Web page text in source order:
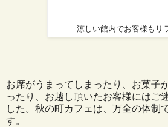
涼しい館内でお客様もリ
お席がうまってしまったり、お菓子
ったり、お越し頂いたお客様にはご
した。秋の町カフェは、万全の体制
す。